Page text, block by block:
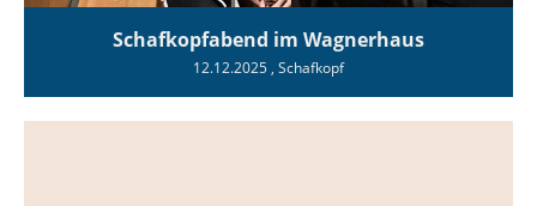
Schafkopfabend im Wagnerhaus
12.12.2025 , Schafkopf